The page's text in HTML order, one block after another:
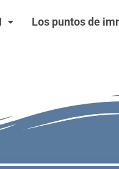
Los puntos de